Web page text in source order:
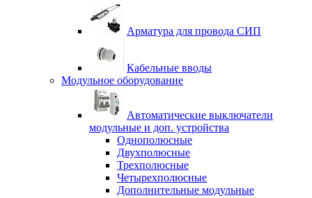
Арматура для провода СИП
Кабельные вводы
Модульное оборудование
Автоматические выключатели
модульные и доп. устройства
Однополюсные
Двухполюсные
Трехполюсные
Четырехполюсные
Дополнительные модульные